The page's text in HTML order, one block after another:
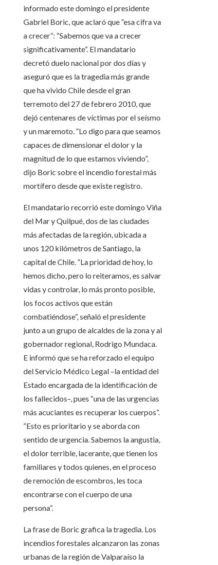
informado este domingo el presidente
Gabriel Boric, que aclaró que “esa cifra va
a crecer”: “Sabemos que va a crecer
significativamente”. El mandatario
decretó duelo nacional por dos días y
aseguró que es la tragedia más grande
que ha vivido Chile desde el gran
terremoto del 27 de febrero 2010, que
dejó centenares de víctimas por el seísmo
y un maremoto. “Lo digo para que seamos
capaces de dimensionar el dolor y la
magnitud de lo que estamos viviendo”,
dijo Boric sobre el incendio forestal más
mortífero desde que existe registro.
El mandatario recorrió este domingo Viña
del Mar y Quilpué, dos de las ciudades
más afectadas de la región, ubicada a
unos 120 kilómetros de Santiago, la
capital de Chile. “La prioridad de hoy, lo
hemos dicho, pero lo reiteramos, es salvar
vidas y controlar, lo más pronto posible,
los focos activos que están
combatiéndose”, señaló el presidente
junto a un grupo de alcaldes de la zona y al
gobernador regional, Rodrigo Mundaca.
E informó que se ha reforzado el equipo
del Servicio Médico Legal –la entidad del
Estado encargada de la identificación de
los fallecidos–, pues “una de las urgencias
más acuciantes es recuperar los cuerpos”.
“Esto es prioritario y se aborda con
sentido de urgencia. Sabemos la angustia,
el dolor terrible, lacerante, que tienen los
familiares y todos quienes, en el proceso
de remoción de escombros, les toca
encontrarse con el cuerpo de una
persona”.
La frase de Boric grafica la tragedia. Los
incendios forestales alcanzaron las zonas
urbanas de la región de Valparaíso la